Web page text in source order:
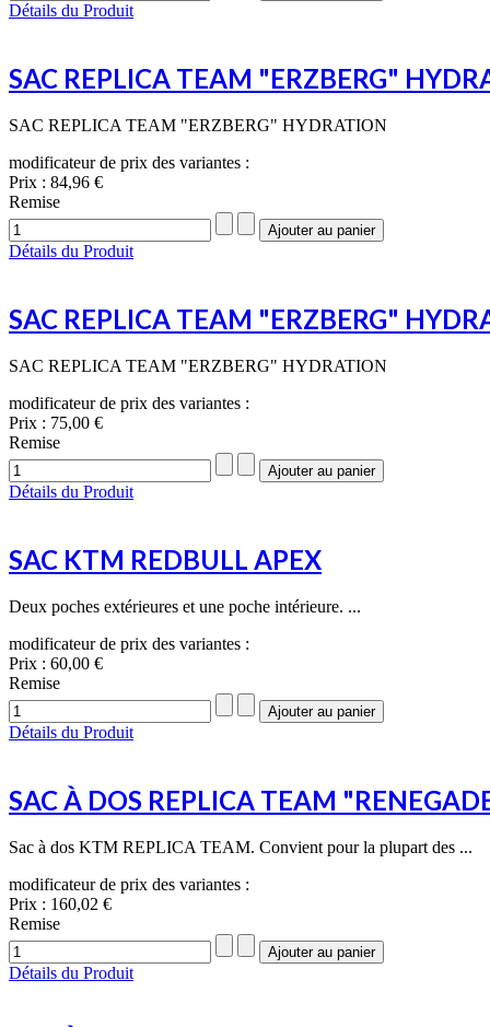
Détails du Produit
SAC REPLICA TEAM "ERZBERG"
SAC REPLICA TEAM "ERZBERG" HYDRATION
modificateur de prix des variantes :
Prix : 84,96 €
Remise
Détails du Produit
SAC REPLICA TEAM "ERZBERG"
SAC REPLICA TEAM "ERZBERG" HYDRATION
modificateur de prix des variantes :
Prix : 75,00 €
Remise
Détails du Produit
SAC KTM REDBULL APEX
Deux poches extérieures et une poche intérieure. ...
modificateur de prix des variantes :
Prix : 60,00 €
Remise
Détails du Produit
SAC À DOS REPLICA TEAM
Sac à dos KTM REPLICA TEAM. Convient pour la plupart des ...
modificateur de prix des variantes :
Prix : 160,02 €
Remise
Détails du Produit